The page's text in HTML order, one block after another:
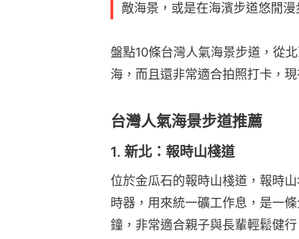
敵海景，或是在海濱步道悠閒漫
盤點10條台灣人氣海景步道，從
海，而且還非常適合拍照打卡，
台灣人氣海景步道推薦
1. 新北：報時山棧道
位於金瓜石的報時山棧道，報時
時器，用來統一礦工作息，是一
鐘，非常適合親子與長輩輕鬆健行